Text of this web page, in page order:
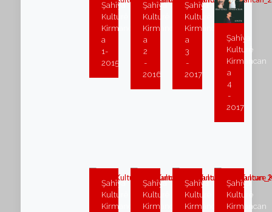
Şahîya
Kulturê
Kirmancan
a
1-
2015
Şahîya
Kulturê
Kirmancan
a
2
-
2016
Şahîya
Kulturê
Kirmancan
a
3
-
2017
Şahîya
Kulturê
Kirmancan
a
4
-
2017
Şahîya
Kulturê
Kirmancan
Şahîya
Kulturê
Kirmancan
Şahîya
Kulturê
Kirmancan
Şahîya
Kulturê
Kirmancan